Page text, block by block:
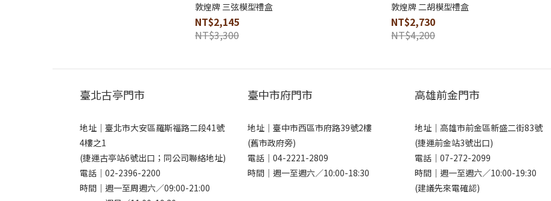
敦煌牌 三弦模型禮盒
NT$2,145
NT$3,300
敦煌牌 二胡模型禮盒
NT$2,730
NT$4,200
臺北古亭門市
地址｜ 臺北市大安區羅斯福路二段41號
4樓之1
(捷運古亭站6號出口；同公司聯絡地址)
電話｜ 02-2396-2200
時間｜週一至周週六／09:00-21:00
臺中市府門市
地址｜ 臺中市西區市府路39號2樓
(舊市政府旁)
電話｜ 04-2221-2809
時間｜週一至週六／10:00-18:30
高雄前金門市
地址｜ 高雄市前金區新盛二街83號
(捷運前金站3號出口)
電話｜ 07-272-2099
時間｜週一至週六／10:00-19:30
(建議先來電確認)